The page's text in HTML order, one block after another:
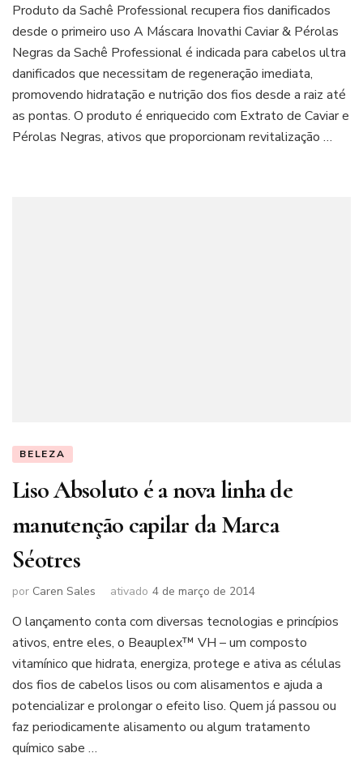
Produto da Sachê Professional recupera fios danificados
desde o primeiro uso A Máscara Inovathi Caviar & Pérolas
Negras da Sachê Professional é indicada para cabelos ultra
danificados que necessitam de regeneração imediata,
promovendo hidratação e nutrição dos fios desde a raiz até
as pontas. O produto é enriquecido com Extrato de Caviar e
Pérolas Negras, ativos que proporcionam revitalização …
BELEZA
Liso Absoluto é a nova linha de
manutenção capilar da Marca
Séotres
por Caren Sales ativado 4 de março de 2014
O lançamento conta com diversas tecnologias e princípios
ativos, entre eles, o Beauplex™ VH – um composto
vitamínico que hidrata, energiza, protege e ativa as células
dos fios de cabelos lisos ou com alisamentos e ajuda a
potencializar e prolongar o efeito liso. Quem já passou ou
faz periodicamente alisamento ou algum tratamento
químico sabe …